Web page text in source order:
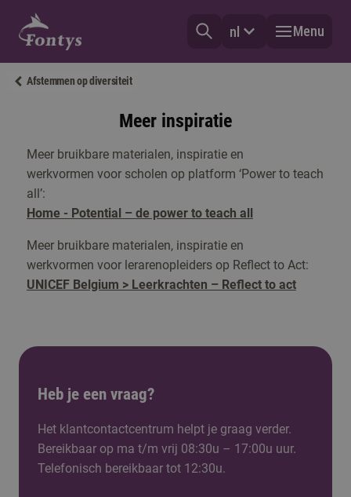
nl Menu
Afstemmen op diversiteit
Meer inspiratie
Meer bruikbare materialen, inspiratie en
werkvormen voor scholen op platform ‘Power to teach
all’:
Home - Potential – de power to teach all
Meer bruikbare materialen, inspiratie en
werkvormen voor lerarenopleiders op Reflect to Act:
UNICEF Belgium > Leerkrachten – Reflect to act
Heb je een vraag?
Het klantcontactcentrum helpt je graag verder.
Bereikbaar op ma t/m vrij 08:30u – 17:00u uur.
Telefonisch bereikbaar tot 12:30u.